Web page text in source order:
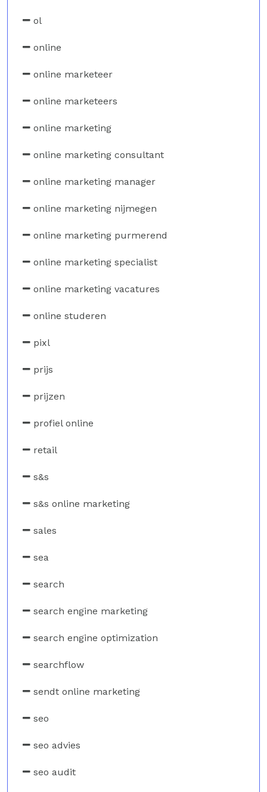
ol
online
online marketeer
online marketeers
online marketing
online marketing consultant
online marketing manager
online marketing nijmegen
online marketing purmerend
online marketing specialist
online marketing vacatures
online studeren
pixl
prijs
prijzen
profiel online
retail
s&s
s&s online marketing
sales
sea
search
search engine marketing
search engine optimization
searchflow
sendt online marketing
seo
seo advies
seo audit